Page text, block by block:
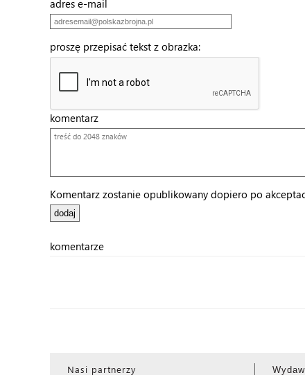
adres e-mail
proszę przepisać tekst z obrazka:
komentarz
Komentarz zostanie opublikowany dopiero po
komentarze
Nasi partnerzy